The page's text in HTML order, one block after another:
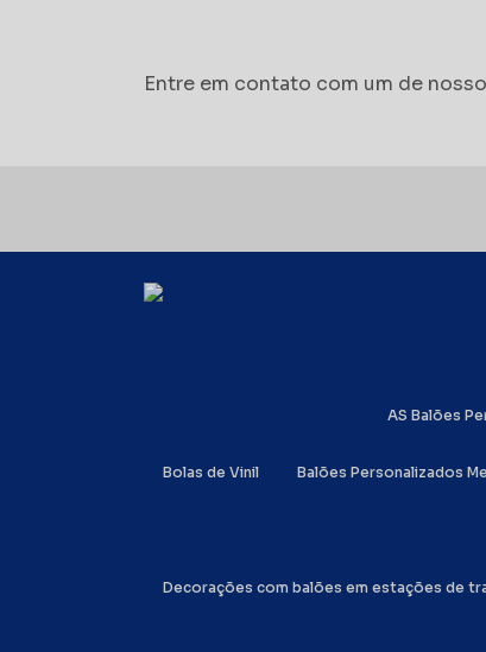
Entre em contato com um de
Decorações com balões em estações de
AS Balões
Balões Personalizados
Bolas de Vinil